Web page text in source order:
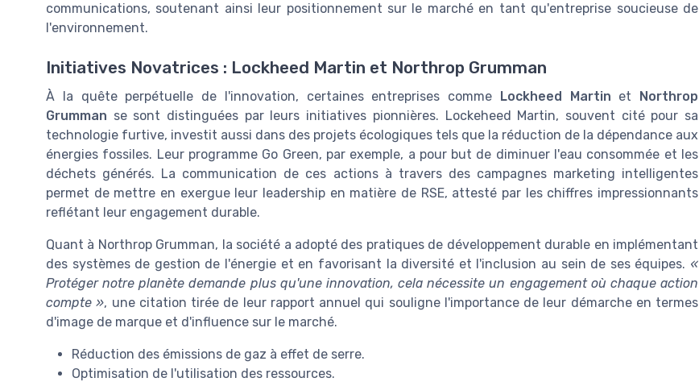
communications, soutenant ainsi leur positionnement sur le marché en tant qu'entreprise soucieuse de
l'environnement.
Initiatives Novatrices : Lockheed Martin et Northrop Grumman
À la quête perpétuelle de l'innovation, certaines entreprises comme Lockheed Martin et Northrop
Grumman se sont distinguées par leurs initiatives pionnières. Lockeheed Martin, souvent cité pour sa
technologie furtive, investit aussi dans des projets écologiques tels que la réduction de la dépendance aux
énergies fossiles. Leur programme Go Green, par exemple, a pour but de diminuer l'eau consommée et les
déchets générés. La communication de ces actions à travers des campagnes marketing intelligentes
permet de mettre en exergue leur leadership en matière de RSE, attesté par les chiffres impressionnants
reflétant leur engagement durable.
Quant à Northrop Grumman, la société a adopté des pratiques de développement durable en implémentant
des systèmes de gestion de l'énergie et en favorisant la diversité et l'inclusion au sein de ses équipes. «
Protéger notre planète demande plus qu'une innovation, cela nécessite un engagement où chaque action
compte », une citation tirée de leur rapport annuel qui souligne l'importance de leur démarche en termes
d'image de marque et d'influence sur le marché.
Réduction des émissions de gaz à effet de serre.
Optimisation de l'utilisation des ressources.